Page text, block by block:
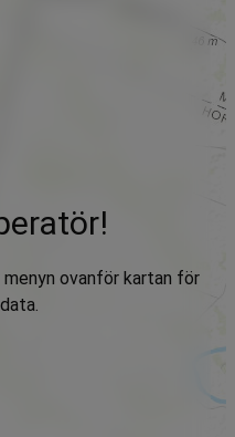
ovanför kartan för